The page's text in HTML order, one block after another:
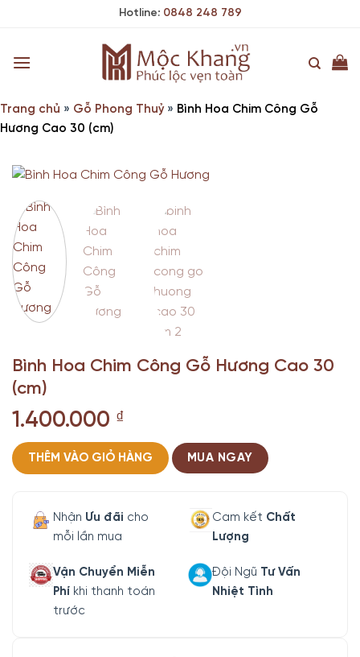
Hotline: 0848 248 789
Trang chủ » Gỗ Phong Thuỷ» Bình Hoa Chim Công Gỗ
Hương Cao 30 (cm)
Bình Hoa Chim Công Gỗ Hương Cao 30
(cm)
1.400.000 ₫
THÊM VÀO GIỎ HÀNG MUA NGAY
Nhận Ưu đãi cho
mỗi lần mua
Cam kết Chất
Lượng
Vận Chuyển Miễn
Phí khi thanh toán
trước
Đội Ngũ Tư Vấn
Nhiệt Tình